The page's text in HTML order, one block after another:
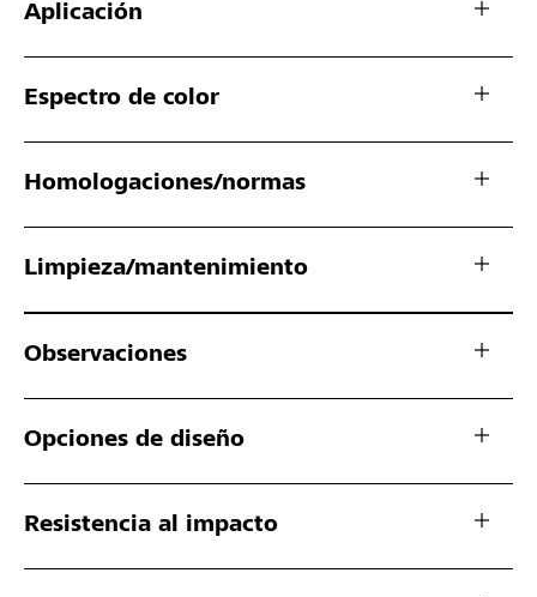
Aplicación
Espectro de color
Homologaciones/normas
Limpieza/mantenimiento
Observaciones
Opciones de diseño
Resistencia al impacto